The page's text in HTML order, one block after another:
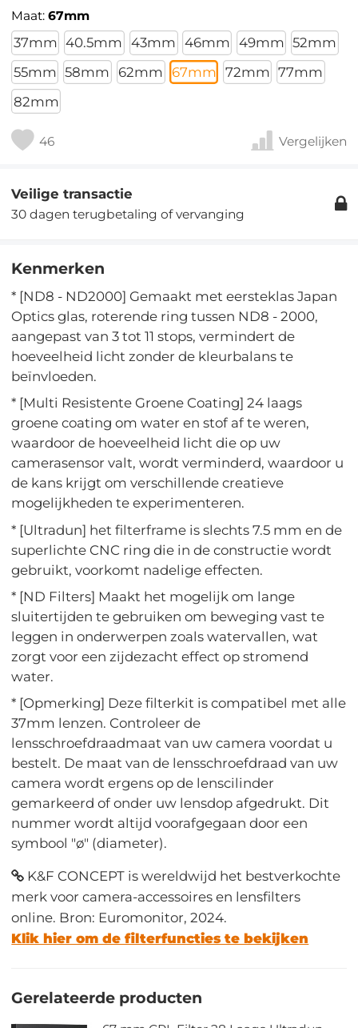
Maat:67mm
37mm 40.5mm 43mm 46mm 49mm 52mm
55mm 58mm 62mm 67mm 72mm 77mm
82mm
46 Vergelijken
Veilige transactie
30 dagen terugbetaling of vervanging
Kenmerken
* [ND8 - ND2000] Gemaakt met eersteklas Japan
Optics glas, roterende ring tussen ND8 - 2000,
aangepast van 3 tot 11 stops, vermindert de
hoeveelheid licht zonder de kleurbalans te
beïnvloeden.
* [Multi Resistente Groene Coating] 24 laags
groene coating om water en stof af te weren,
waardoor de hoeveelheid licht die op uw
camerasensor valt, wordt verminderd, waardoor u
de kans krijgt om verschillende creatieve
mogelijkheden te experimenteren.
* [Ultradun] het filterframe is slechts 7.5 mm en de
superlichte CNC ring die in de constructie wordt
gebruikt, voorkomt nadelige effecten.
* [ND Filters] Maakt het mogelijk om lange
sluitertijden te gebruiken om beweging vast te
leggen in onderwerpen zoals watervallen, wat
zorgt voor een zijdezacht effect op stromend
water.
* [Opmerking] Deze filterkit is compatibel met alle
37mm lenzen. Controleer de
lensschroefdraadmaat van uw camera voordat u
bestelt. De maat van de lensschroefdraad van uw
camera wordt ergens op de lenscilinder
gemarkeerd of onder uw lensdop afgedrukt. Dit
nummer wordt altijd voorafgegaan door een
symbool "ø" (diameter).
K&F CONCEPT is wereldwijd het bestverkochte
merk voor camera-accessoires en lensfilters
online. Bron: Euromonitor, 2024.
Klik hier om de filterfuncties te bekijken
Gerelateerde producten